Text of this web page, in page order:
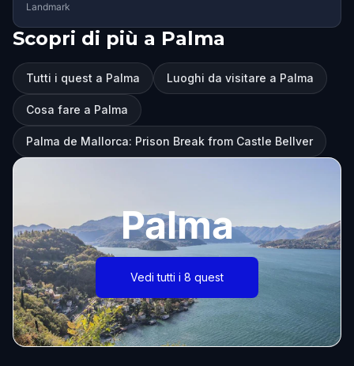
Landmark
Scopri di più a Palma
Tutti i quest a Palma Luoghi da visitare a Palma
Cosa fare a Palma
Palma de Mallorca: Prison Break from Castle Bellver
Palma
Vedi tutti i 8 quest